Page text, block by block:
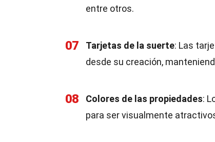
entre otros.
07 Tarjetas de la suerte: Las
desde su creación,
08 Colores de las propiedades:
para ser visualmente